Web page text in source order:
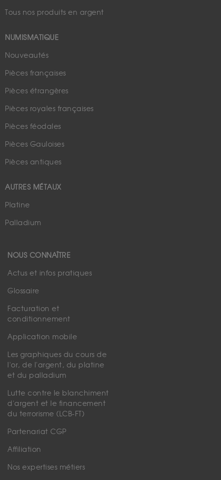
Tous nos produits en argent
NUMISMATIQUE
Nouveautés
Pièces françaises
Pièces étrangères
Pièces royales françaises
Pièces féodales
Pièces Gauloises
Pièces antiques
AUTRES MÉTAUX
Platine
Palladium
NOUS CONNAÎTRE
Actus et infos pratiques
Glossaire
Facturation et
conditionnement
Application mobile
Les graphiques du cours de
l'or, de l'argent, du platine
et du palladium
Lutte contre le blanchiment
d'argent et le financement
du terrorisme (LCB-FT)
Partenariat CGP
Affiliation
Nos expertises métiers